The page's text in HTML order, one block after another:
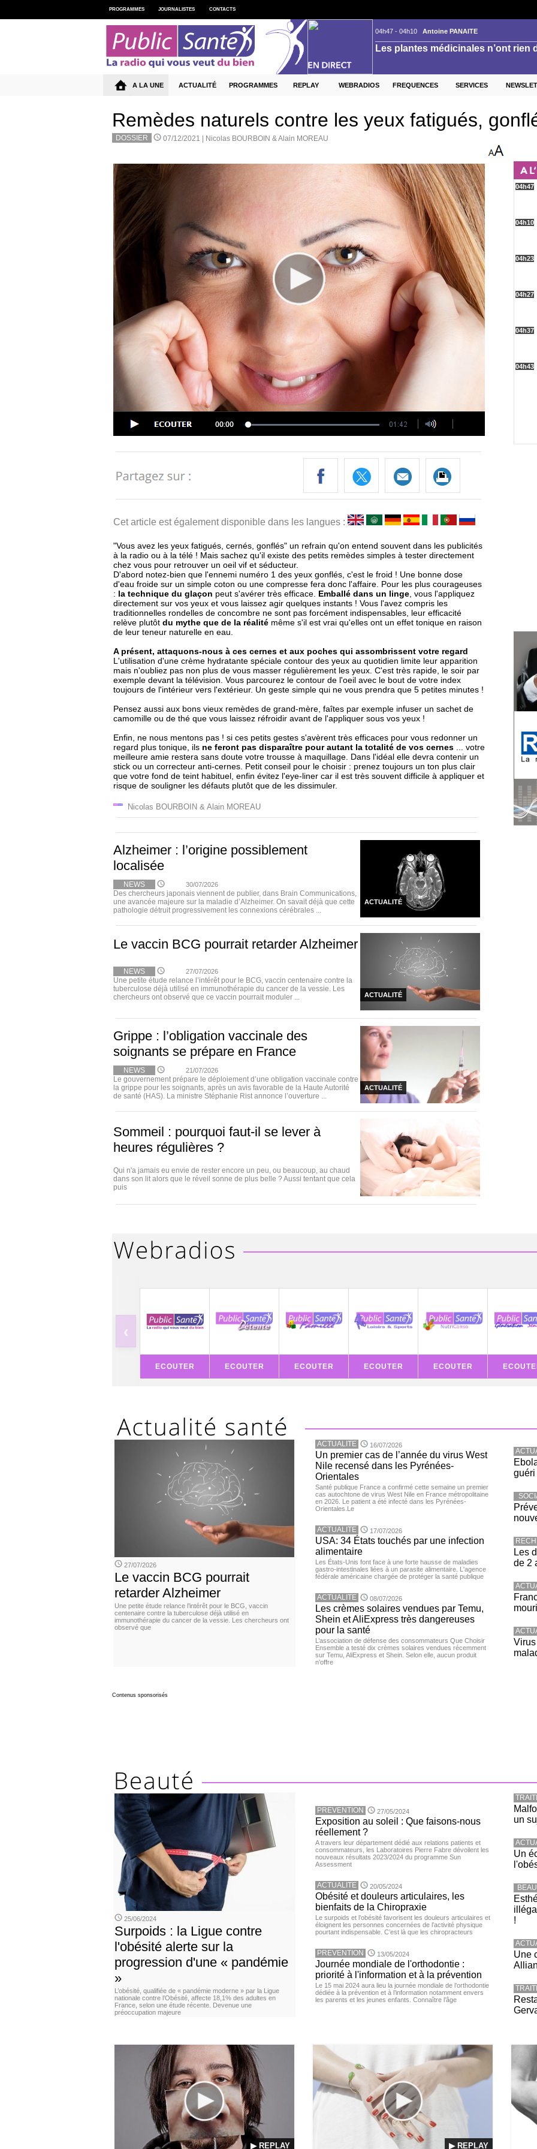
Remèdes naturels contre les yeux fatigués,
DOSSIER 07/12/2021 | Nicolas BOURBOIN & Alain MOREAU
Cet article est également disponible dans les langues :
"Vous avez les yeux fatigués, cernés, gonflés" un refrain qu'on entend souvent dans les publicités
à la radio ou à la télé ! Mais sachez qu'il existe des petits remèdes simples à tester directement
chez vous pour retrouver un oeil vif et séducteur.
D'abord notez-bien que l'ennemi numéro 1 des yeux gonflés, c'est le froid ! Une bonne dose
d'eau froide sur un simple coton ou une compresse fera donc l'affaire. Pour les plus courageuses
: la technique du glaçon peut s'avérer très efficace. Emballé dans un linge , vous l'appliquez
directement sur vos yeux et vous laissez agir quelques instants ! Vous l'avez compris les
traditionnelles rondelles de concombre ne sont pas forcément indispensables, leur efficacité
relève plutôt du mythe que de la réalité même s'il est vrai qu'elles ont un effet tonique en raison
de leur teneur naturelle en eau.
A présent, attaquons-nous à ces cernes et aux poches qui assombrissent votre regard
L'utilisation d'une crème hydratante spéciale contour des yeux au quotidien limite leur apparition
mais n'oubliez pas non plus de vous masser régulièrement les yeux. C'est très rapide, le soir par
exemple devant la télévision. Vous parcourez le contour de l'oeil avec le bout de votre index
toujours de l'intérieur vers l'extérieur. Un geste simple qui ne vous prendra que 5 petites minutes !
Pensez aussi aux bons vieux remèdes de grand-mère, faîtes par exemple infuser un sachet de
camomille ou de thé que vous laissez réfroidir avant de l'appliquer sous vos yeux !
Enfin, ne nous mentons pas ! si ces petits gestes s'avèrent très efficaces pour vous redonner un
regard plus tonique, ils ne feront pas disparaître pour autant la totalité de vos cernes
... votre
meilleure amie restera sans doute votre trousse à maquillage. Dans l'idéal elle devra contenir un
stick ou un correcteur anti-cernes. Petit conseil pour le choisir : prenez toujours un ton plus clair
que votre fond de teint habituel, enfin évitez l'eye-liner car il est très souvent difficile à appliquer et
risque de souligner les défauts plutôt que de les dissimuler.
Nicolas BOURBOIN & Alain MOREAU
Alzheimer : l’origine possiblement
localisée
ACTUALITÉ
NEWS 30/07/2026
Des chercheurs japonais viennent de publier, dans Brain Communications,
une avancée majeure sur la maladie d’Alzheimer. On savait déjà que cette
pathologie détruit progressivement les connexions cérébrales ...
Le vaccin BCG pourrait retarder Alzheimer
ACTUALITÉ
NEWS 27/07/2026
Une petite étude relance l’intérêt pour le BCG, vaccin centenaire contre la
tuberculose déjà utilisé en immunothérapie du cancer de la vessie. Les
chercheurs ont observé que ce vaccin pourrait moduler ...
Grippe : l’obligation vaccinale des
soignants se prépare en France
ACTUALITÉ
NEWS 21/07/2026
Le gouvernement prépare le déploiement d’une obligation vaccinale contre
la grippe pour les soignants, après un avis favorable de la Haute Autorité
de santé (HAS). La ministre Stéphanie Rist annonce l’ouverture ...
Sommeil : pourquoi faut-il se lever à
heures régulières ?
Qui n'a jamais eu envie de rester encore un peu, ou beaucoup, au chaud
dans son lit alors que le réveil sonne de plus belle ? Aussi tentant que cela
puis
‹
ECOUTER ECOUTER ECOUTER ECOUTER ECOUTER
27/07/2026
Le vaccin BCG pourrait
retarder Alzheimer
Une petite étude relance l’intérêt pour le BCG, vaccin
centenaire contre la tuberculose déjà utilisé en
immunothérapie du cancer de la vessie. Les chercheurs ont
observé que
ACTUALITE 16/07/2026
Un premier cas de l’année du virus West
Nile recensé dans les Pyrénées-
Orientales
Santé publique France a confirmé cette semaine un premier
cas autochtone de virus West Nile en France métropolitaine
en 2026. Le patient a été infecté dans les Pyrénées-
Orientales.Le
ACTUALITE 17/07/2026
USA: 34 États touchés par une infection
alimentaire
Les États-Unis font face à une forte hausse de maladies
gastro-intestinales liées à un parasite alimentaire. L'agence
fédérale américaine chargée de protéger la santé publique
ACTUALITE 08/07/2026
Les crèmes solaires vendues par Temu,
Shein et AliExpress très dangereuses
pour la santé
L’association de défense des consommateurs Que Choisir
Ensemble a testé dix crèmes solaires vendues récemment
sur Temu, AliExpress et Shein. Selon elle, aucun produit
n’offre
guéri
Les
de 2
Contenus sponsorisés
25/06/2024
Surpoids : la Ligue contre
l'obésité alerte sur la
progression d'une « pandémie
»
L’obésité, qualifiée de « pandémie moderne » par la Ligue
nationale contre l’Obésité, affecte 18,1% des adultes en
France, selon une étude récente. Devenue une
préoccupation majeure
PREVENTION 27/05/2024
Exposition au soleil : Que faisons-nous
réellement ?
A travers leur département dédié aux relations patients et
consommateurs, les Laboratoires Pierre Fabre dévoilent les
nouveaux résultats 2023/2024 du programme Sun
Assessment
ACTUALITE 20/05/2024
Obésité et douleurs articulaires, les
bienfaits de la Chiropraxie
Le surpoids et l’obésité favorisent les douleurs articulaires et
éloignent les personnes concernées de l’activité physique
pourtant indispensable. C’est là que les chiropracteurs
PREVENTION 13/05/2024
Journée mondiale de l'orthodontie :
priorité à l'information et à la prévention
Le 15 mai 2024 aura lieu la journée mondiale de l’orthodontie
dédiée à la prévention et à l’information notamment envers
les parents et les jeunes enfants. Connaître l’âge
un
Un
!
Une
▶ REPLAY ▶ REPLAY
PROGRAMMES JOURNALISTES CONTACTS
A LA UNE ACTUALITÉ PROGRAMMES REPLAY WEBRADIOS FREQUENCES SERVICES